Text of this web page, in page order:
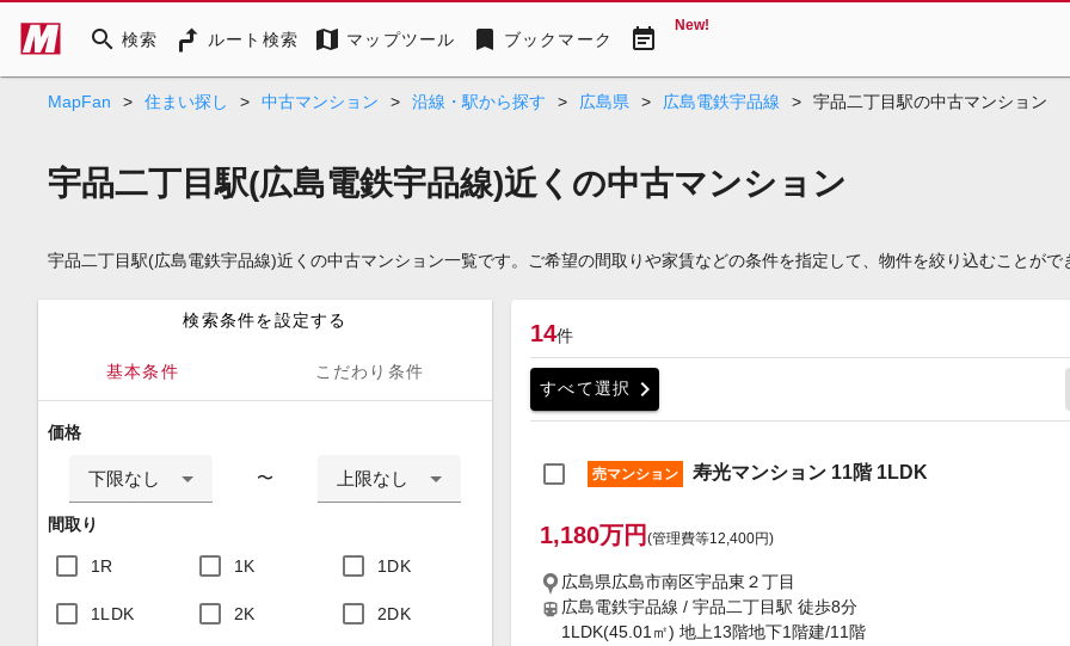
search 検索 ルート検索 map マップツール bookmark ブックマーク event_note New!
MapFan > 住まい探し > 中古マンション > 沿線・駅から探す > 広島県 > 広島電鉄宇品線 > 宇品二丁目駅の中古マンション
宇品二丁目駅(広島電鉄宇品線)近くの中古マンション
宇品二丁目駅(広島電鉄宇品線)近くの中古マンション一覧です。ご希望の間取りや家賃などの条件を指定して、物件を絞り込むことがで
検索条件を設定する
基本条件 こだわり条件
価格
下限なし 〜 上限なし
間取り
1R 1K 1DK
1LDK 2K 2DK
14件
すべて選択 chevron_right
売マンション 寿光マンション 11階 1LDK
1,180万円 (管理費等12,400円)
広島県広島市南区宇品東２丁目
広島電鉄宇品線 / 宇品二丁目駅 徒歩8分
1LDK(45.01㎡) 地上13階地下1階建/11階